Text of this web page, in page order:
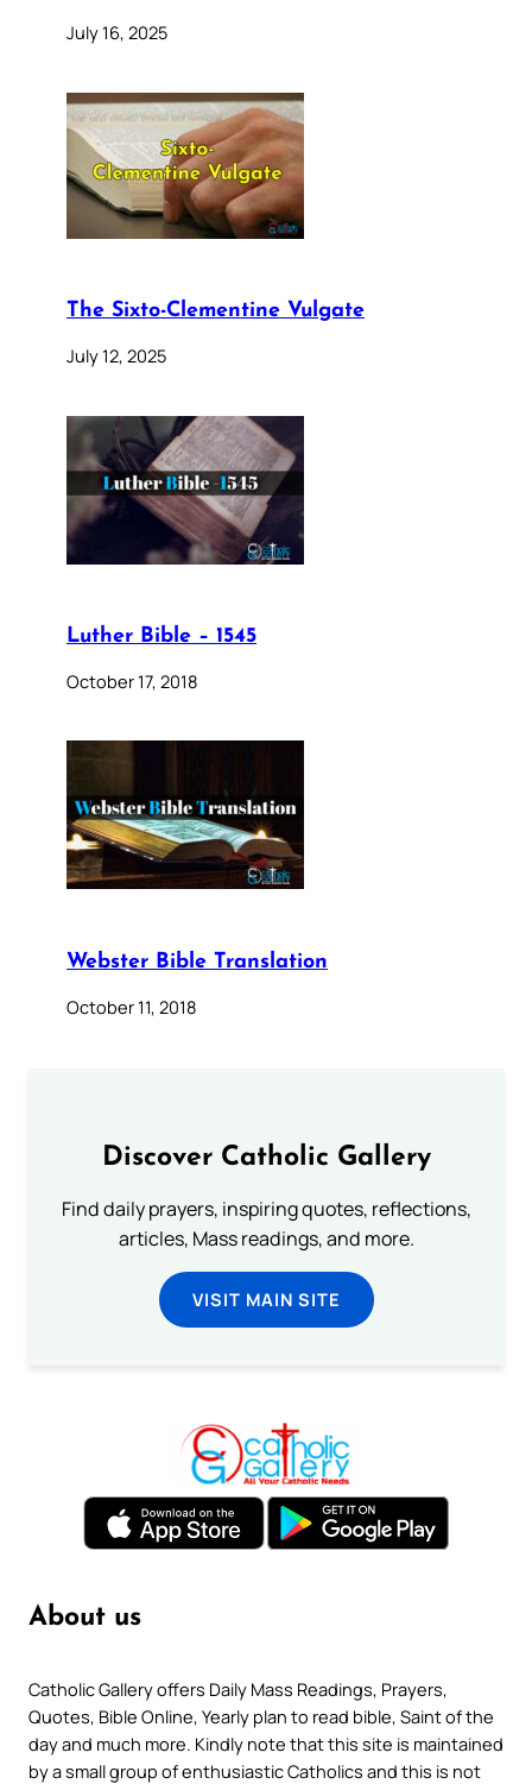
July 16, 2025
The Sixto-Clementine Vulgate
July 12, 2025
Luther Bible – 1545
October 17, 2018
Webster Bible Translation
October 11, 2018
Discover Catholic Gallery
Find daily prayers, inspiring quotes, reflections,
articles, Mass readings, and more.
VISIT MAIN SITE
About us
Catholic Gallery offers Daily Mass Readings, Prayers,
Quotes, Bible Online, Yearly plan to read bible, Saint of the
day and much more. Kindly note that this site is maintained
by a small group of enthusiastic Catholics and this is not